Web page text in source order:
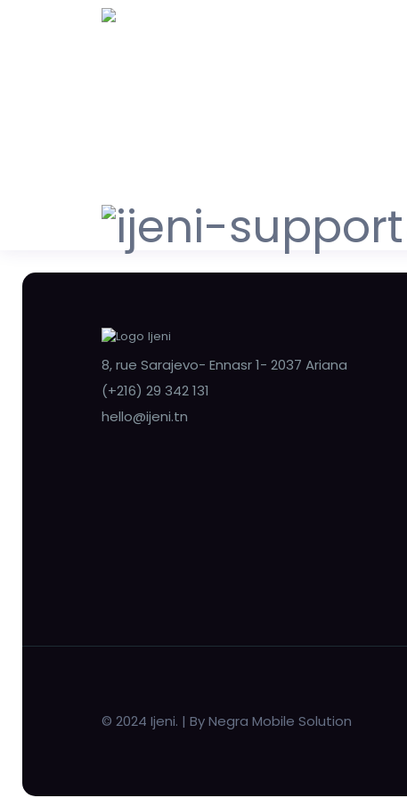
8, rue Sarajevo- Ennasr 1- 2037 Ariana
(+216) 29 342 131
hello@ijeni.tn
© 2024 Ijeni. | By Negra Mobile Solution